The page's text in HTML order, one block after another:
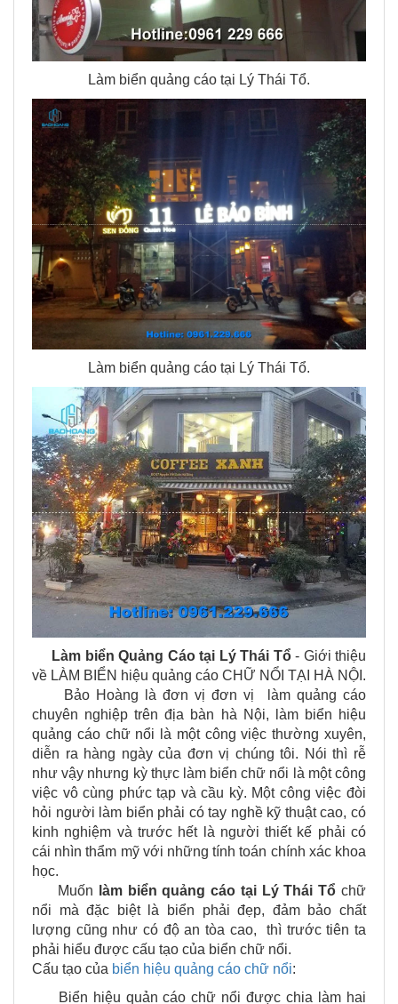
Làm biển quảng cáo tại Lý Thái Tổ.
Làm biển quảng cáo tại Lý Thái Tổ.
Làm biển Quảng Cáo tại Lý Thái Tổ- Giới thiệu
về LÀM BIỂN hiệu quảng cáo CHỮ NỔI TẠI HÀ NỘI.
Bảo Hoàng là đơn vị đơn vị làm quảng cáo
chuyên nghiệp trên địa bàn hà Nội, làm biển hiệu
quảng cáo chữ nổi là một công việc thường xuyên,
diễn ra hàng ngày của đơn vị chúng tôi. Nói thì rễ
như vậy nhưng kỳ thực làm biển chữ nổi là một công
việc vô cùng phức tạp và cầu kỳ. Một công việc đòi
hỏi người làm biển phải có tay nghề kỹ thuật cao, có
kinh nghiệm và trước hết là người thiết kế phải có
cái nhìn thẩm mỹ với những tính toán chính xác khoa
học.
Muốn
làm biển quảng cáo tại Lý Thái Tổ chữ
nổi mà đặc biệt là biển phải đẹp, đảm bảo chất
lượng cũng như có độ an tòa cao, thì trước tiên ta
phải hiểu được cấu tạo của biển chữ nổi.
Cấu tạo của biển hiệu quảng cáo chữ nổi:
Biển hiệu quản cáo chữ nổi được chia làm hai